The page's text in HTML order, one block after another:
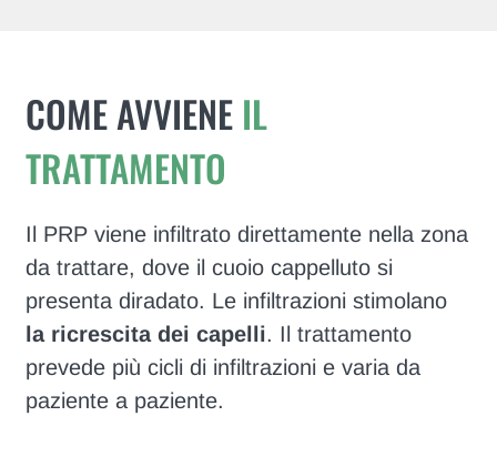
COME AVVIENE IL
TRATTAMENTO
Il PRP viene infiltrato direttamente nella zona
da trattare, dove il cuoio cappelluto si
presenta diradato. Le infiltrazioni stimolano
la ricrescita dei capelli. Il trattamento
prevede più cicli di infiltrazioni e varia da
paziente a paziente.